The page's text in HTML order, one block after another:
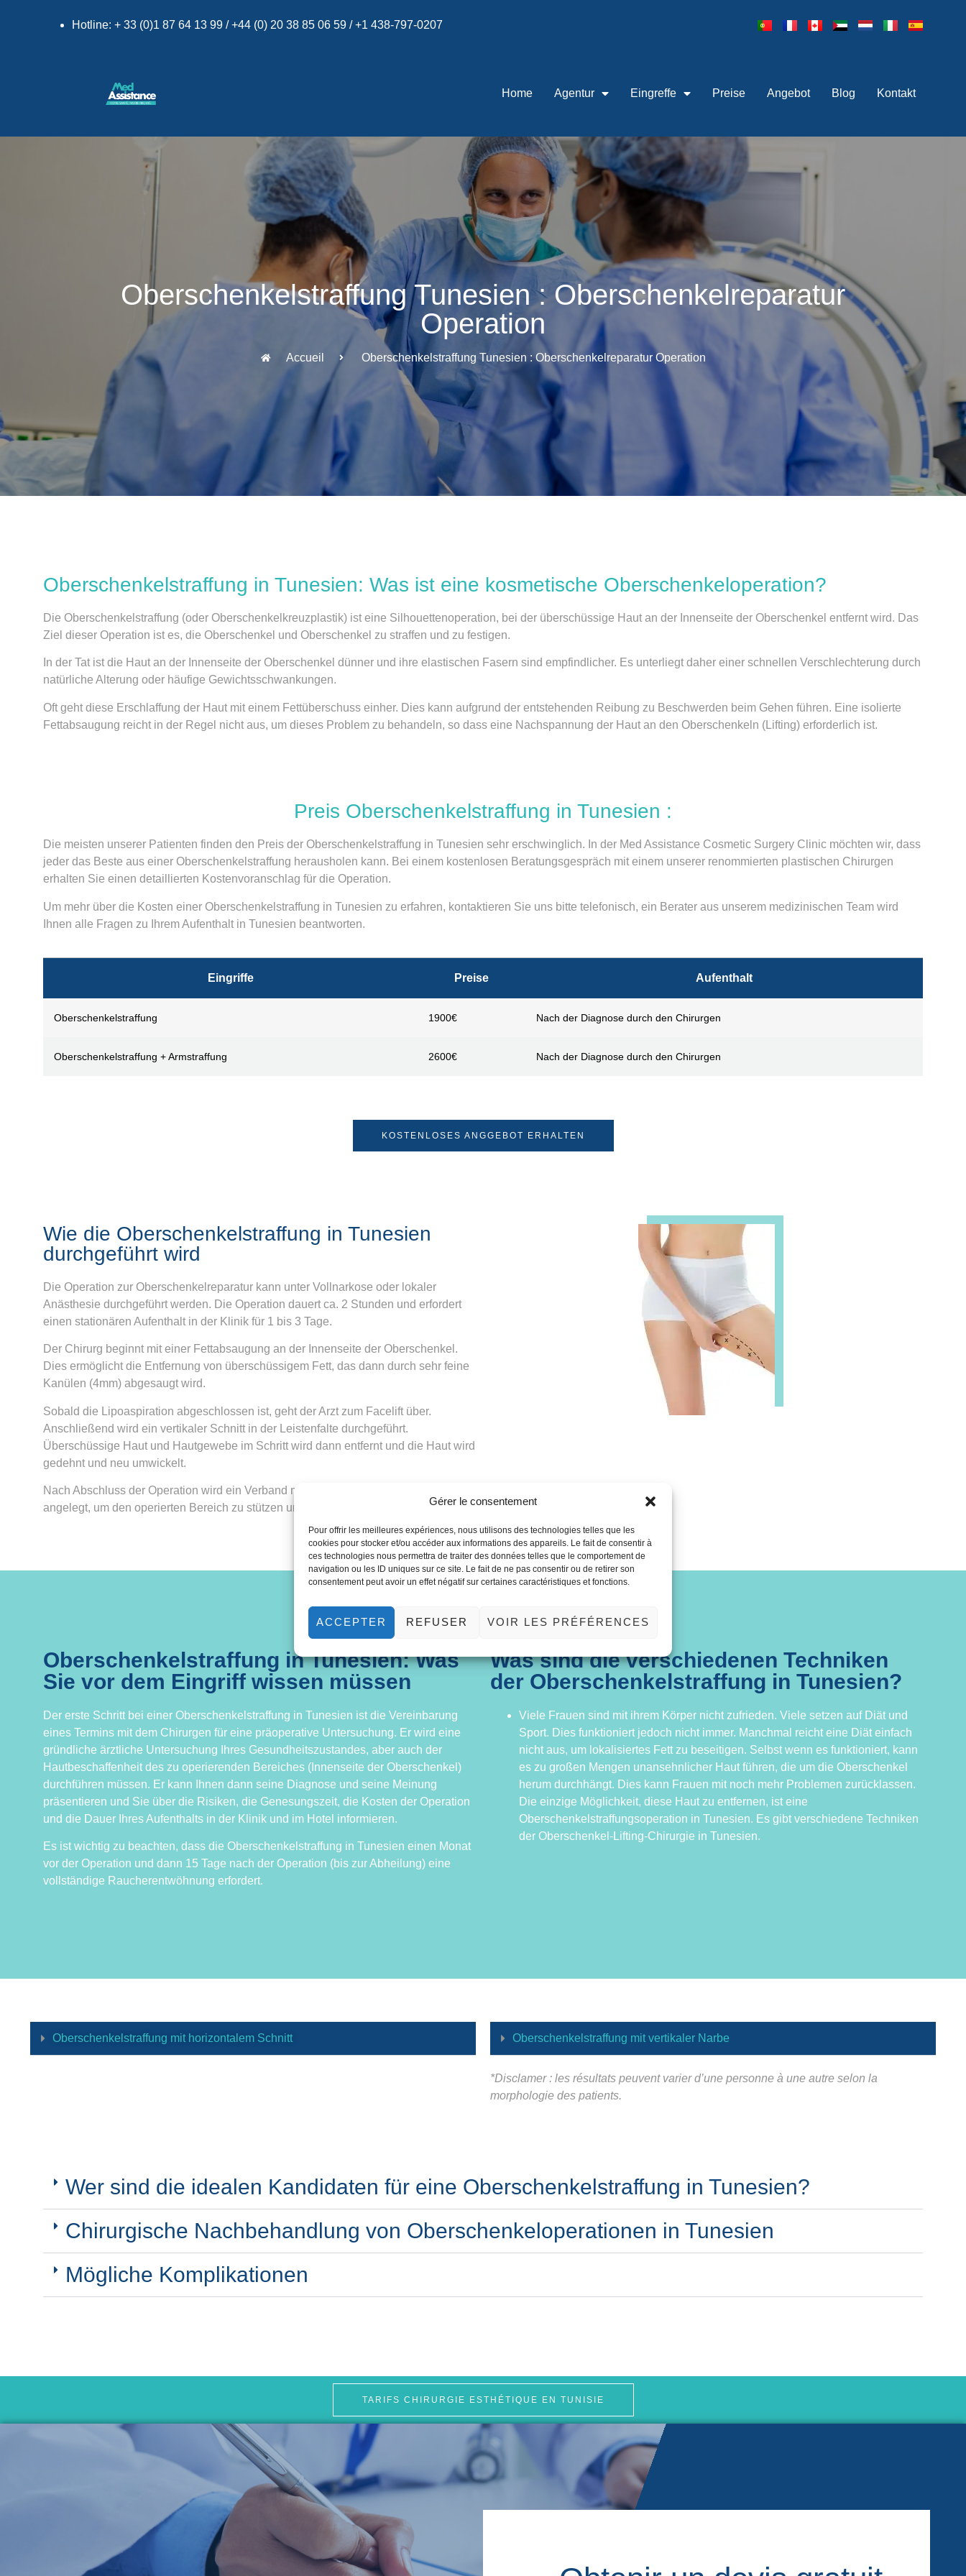
Gérer le consentement
Pour offrir les meilleures expériences, nous utilisons des technologies telles que les
cookies pour stocker et/ou accéder aux informations des appareils. Le fait de consentir à
ces technologies nous permettra de traiter des données telles que le comportement de
navigation ou les ID uniques sur ce site. Le fait de ne pas consentir ou de retirer son
consentement peut avoir un effet négatif sur certaines caractéristiques et fonctions.
ACCEPTER REFUSER VOIR LES PRÉFÉRENCES
Hotline: + 33 (0)1 87 64 13 99 / +44 (0) 20 38 85 06 59 / +1 438-797-0207
Home Agentur Eingreffe Preise Angebot Blog Kontakt
Oberschenkelstraffung Tunesien : Oberschenkelreparatur
Operation
Accueil Oberschenkelstraffung Tunesien : Oberschenkelreparatur Operation
Oberschenkelstraffung in Tunesien: Was ist eine kosmetische Oberschenkeloperation?
Die Oberschenkelstraffung (oder Oberschenkelkreuzplastik) ist eine Silhouettenoperation, bei der überschüssige Haut an der Innenseite der Oberschenkel entfernt wird. Das
Ziel dieser Operation ist es, die Oberschenkel und Oberschenkel zu straffen und zu festigen.
In der Tat ist die Haut an der Innenseite der Oberschenkel dünner und ihre elastischen Fasern sind empfindlicher. Es unterliegt daher einer schnellen Verschlechterung durch
natürliche Alterung oder häufige Gewichtsschwankungen.
Oft geht diese Erschlaffung der Haut mit einem Fettüberschuss einher. Dies kann aufgrund der entstehenden Reibung zu Beschwerden beim Gehen führen. Eine isolierte
Fettabsaugung reicht in der Regel nicht aus, um dieses Problem zu behandeln, so dass eine Nachspannung der Haut an den Oberschenkeln (Lifting) erforderlich ist.
Preis Oberschenkelstraffung in Tunesien :
Die meisten unserer Patienten finden den Preis der Oberschenkelstraffung in Tunesien sehr erschwinglich. In der Med Assistance Cosmetic Surgery Clinic möchten wir, dass
jeder das Beste aus einer Oberschenkelstraffung herausholen kann. Bei einem kostenlosen Beratungsgespräch mit einem unserer renommierten plastischen Chirurgen
erhalten Sie einen detaillierten Kostenvoranschlag für die Operation.
Um mehr über die Kosten einer Oberschenkelstraffung in Tunesien zu erfahren, kontaktieren Sie uns bitte telefonisch, ein Berater aus unserem medizinischen Team wird
Ihnen alle Fragen zu Ihrem Aufenthalt in Tunesien beantworten.
Eingriffe Preise Aufenthalt
Oberschenkelstraffung 1900€ Nach der Diagnose durch den Chirurgen
Oberschenkelstraffung + Armstraffung 2600€ Nach der Diagnose durch den Chirurgen
KOSTENLOSES ANGGEBOT ERHALTEN
Wie die Oberschenkelstraffung in Tunesien
durchgeführt wird
Die Operation zur Oberschenkelreparatur kann unter Vollnarkose oder lokaler
Anästhesie durchgeführt werden. Die Operation dauert ca. 2 Stunden und erfordert
einen stationären Aufenthalt in der Klinik für 1 bis 3 Tage.
Der Chirurg beginnt mit einer Fettabsaugung an der Innenseite der Oberschenkel.
Dies ermöglicht die Entfernung von überschüssigem Fett, das dann durch sehr feine
Kanülen (4mm) abgesaugt wird.
Sobald die Lipoaspiration abgeschlossen ist, geht der Arzt zum Facelift über.
Anschließend wird ein vertikaler Schnitt in der Leistenfalte durchgeführt.
Überschüssige Haut und Hautgewebe im Schritt wird dann entfernt und die Haut wird
gedehnt und neu umwickelt.
Nach Abschluss der Operation wird ein Verband mit klebrigen Gummibändern
angelegt, um den operierten Bereich zu stützen und zu schützen.
Oberschenkelstraffung in Tunesien: Was
Sie vor dem Eingriff wissen müssen
Der erste Schritt bei einer Oberschenkelstraffung in Tunesien ist die Vereinbarung
eines Termins mit dem Chirurgen für eine präoperative Untersuchung. Er wird eine
gründliche ärztliche Untersuchung Ihres Gesundheitszustandes, aber auch der
Hautbeschaffenheit des zu operierenden Bereiches (Innenseite der Oberschenkel)
durchführen müssen. Er kann Ihnen dann seine Diagnose und seine Meinung
präsentieren und Sie über die Risiken, die Genesungszeit, die Kosten der Operation
und die Dauer Ihres Aufenthalts in der Klinik und im Hotel informieren.
Es ist wichtig zu beachten, dass die Oberschenkelstraffung in Tunesien einen Monat
vor der Operation und dann 15 Tage nach der Operation (bis zur Abheilung) eine
vollständige Raucherentwöhnung erfordert.
Was sind die verschiedenen Techniken
der Oberschenkelstraffung in Tunesien?
Viele Frauen sind mit ihrem Körper nicht zufrieden. Viele setzen auf Diät und
Sport. Dies funktioniert jedoch nicht immer. Manchmal reicht eine Diät einfach
nicht aus, um lokalisiertes Fett zu beseitigen. Selbst wenn es funktioniert, kann
es zu großen Mengen unansehnlicher Haut führen, die um die Oberschenkel
herum durchhängt. Dies kann Frauen mit noch mehr Problemen zurücklassen.
Die einzige Möglichkeit, diese Haut zu entfernen, ist eine
Oberschenkelstraffungsoperation in Tunesien. Es gibt verschiedene Techniken
der Oberschenkel-Lifting-Chirurgie in Tunesien.
Oberschenkelstraffung mit horizontalem Schnitt Oberschenkelstraffung mit vertikaler Narbe
*Disclamer : les résultats peuvent varier d’une personne à une autre selon la
morphologie des patients.
Wer sind die idealen Kandidaten für eine Oberschenkelstraffung in Tunesien?
Chirurgische Nachbehandlung von Oberschenkeloperationen in Tunesien
Mögliche Komplikationen
TARIFS CHIRURGIE ESTHÉTIQUE EN TUNISIE